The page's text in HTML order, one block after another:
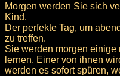
Morgen werden Sie sich
Kind.
Der perfekte Tag, um
zu treffen.
Sie werden morgen
lernen. Einer von ihnen
werden es sofort spüren,